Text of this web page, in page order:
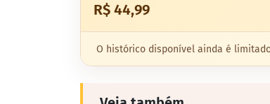
R$ 44,99
O histórico disponível ainda é